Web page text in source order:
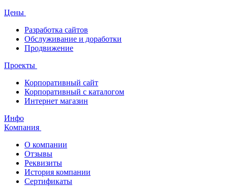
Цены
Разработка сайтов
Обслуживание и доработки
Продвижение
Проекты
Корпоративный сайт
Корпоративный с каталогом
Интернет магазин
Инфо
Компания
О компании
Отзывы
Реквизиты
История компании
Сертификаты